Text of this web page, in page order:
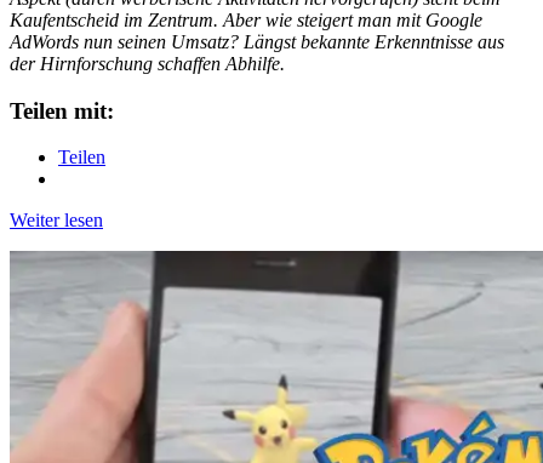
Kaufentscheid im Zentrum. Aber wie steigert man mit Google
AdWords nun seinen Umsatz? Längst bekannte Erkenntnisse aus
der Hirnforschung schaffen Abhilfe.
Teilen mit:
Teilen
Weiter lesen